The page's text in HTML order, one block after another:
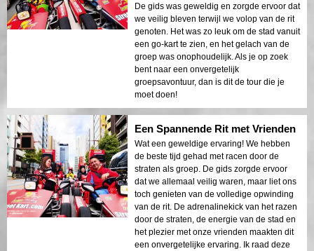
De gids was geweldig en zorgde ervoor dat
we veilig bleven terwijl we volop van de rit
genoten. Het was zo leuk om de stad vanuit
een go-kart te zien, en het gelach van de
groep was onophoudelijk. Als je op zoek
bent naar een onvergetelijk
groepsavontuur, dan is dit de tour die je
moet doen!
Een Spannende Rit met Vrienden
Wat een geweldige ervaring! We hebben
de beste tijd gehad met racen door de
straten als groep. De gids zorgde ervoor
dat we allemaal veilig waren, maar liet ons
toch genieten van de volledige opwinding
van de rit. De adrenalinekick van het razen
door de straten, de energie van de stad en
het plezier met onze vrienden maakten dit
een onvergetelijke ervaring. Ik raad deze